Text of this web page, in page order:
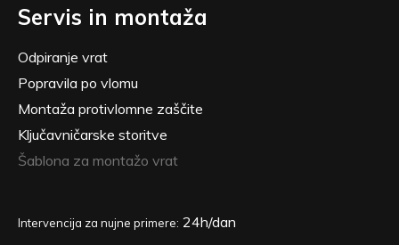
Servis in montaža
Odpiranje vrat
Popravila po vlomu
Montaža protivlomne zaščite
Ključavničarske storitve
Šablona za montažo vrat
Intervencija za nujne primere: 24h/dan